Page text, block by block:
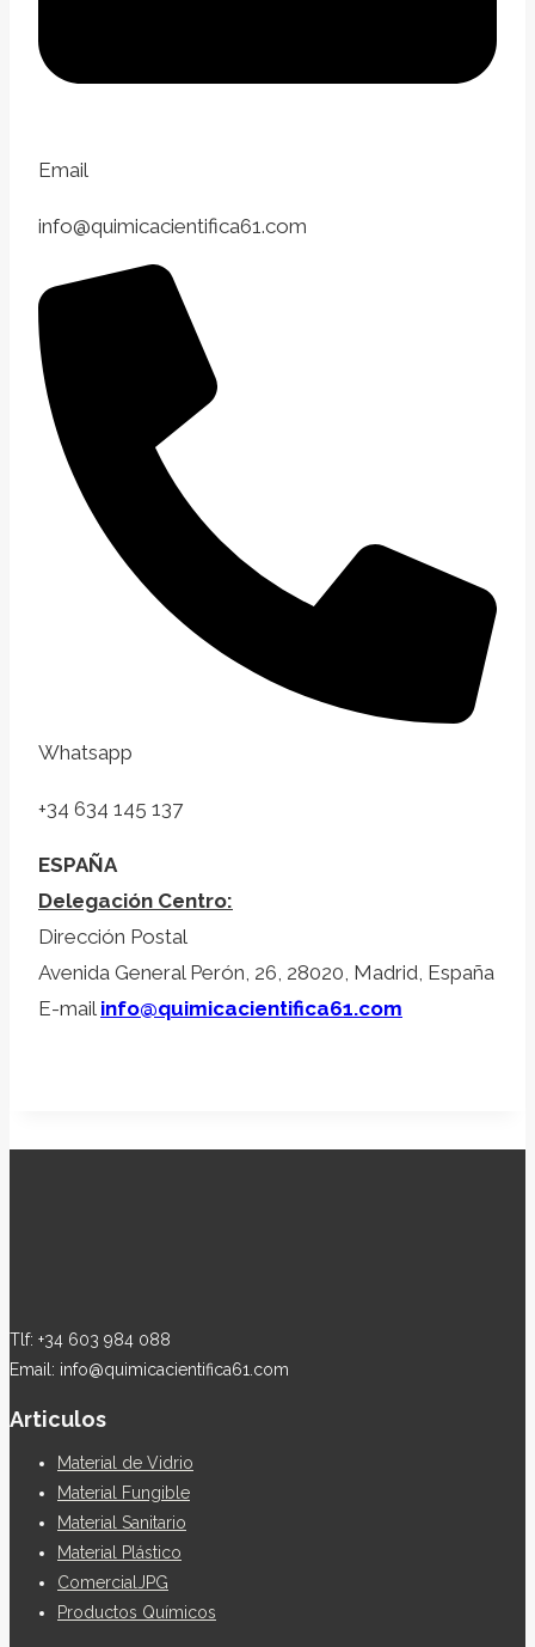
Email
info@quimicacientifica61.com
Whatsapp
+34 634 145 137
ESPAÑA
Delegación Centro:
Dirección Postal
Avenida General Perón, 26, 28020, Madrid, España
E-mail info@quimicacientifica61.com
Tlf: +34 603 984 088
Email: info@quimicacientifica61.com
Articulos
Material de Vidrio
Material Fungible
Material Sanitario
Material Plástico
ComercialJPG
Productos Químicos